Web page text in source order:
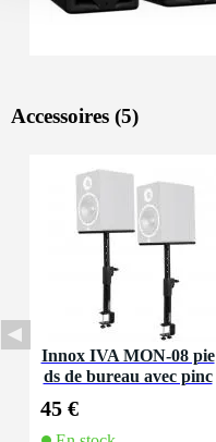
Accessoires (5)
Innox IVA MON-08 pie
ds de bureau avec pinc
toring (la paire)
45 €